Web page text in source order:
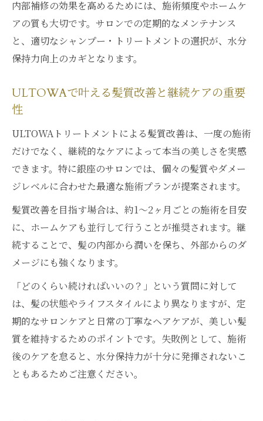
内部補修の効果を高めるためには、施術頻度やホームケ
アの質も大切です。サロンでの定期的なメンテナンス
と、適切なシャンプー・トリートメントの選択が、水分
保持力向上のカギとなります。
ULTOWAで叶える髪質改善と継続ケアの重要
性
ULTOWAトリートメントによる髪質改善は、一度の施術
だけでなく、継続的なケアによって本当の美しさを実感
できます。特に銀座のサロンでは、個々の髪質やダメー
ジレベルに合わせた最適な施術プランが提案されます。
髪質改善を目指す場合は、約1～2ヶ月ごとの施術を目安
に、ホームケアも並行して行うことが推奨されます。継
続することで、髪の内部から潤いを保ち、外部からのダ
メージにも強くなります。
「どのくらい続ければいいの？」という質問に対して
は、髪の状態やライフスタイルにより異なりますが、定
期的なサロンケアと日常の丁寧なヘアケアが、美しい髪
質を維持するためのポイントです。失敗例として、施術
後のケアを怠ると、水分保持力が十分に発揮されないこ
ともあるためご注意ください。